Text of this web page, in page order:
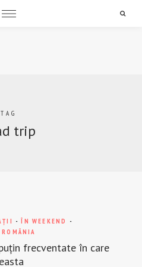
TAG
trip
-ÎN WEEKEND
-
ROMÂNIA
frecventate în care